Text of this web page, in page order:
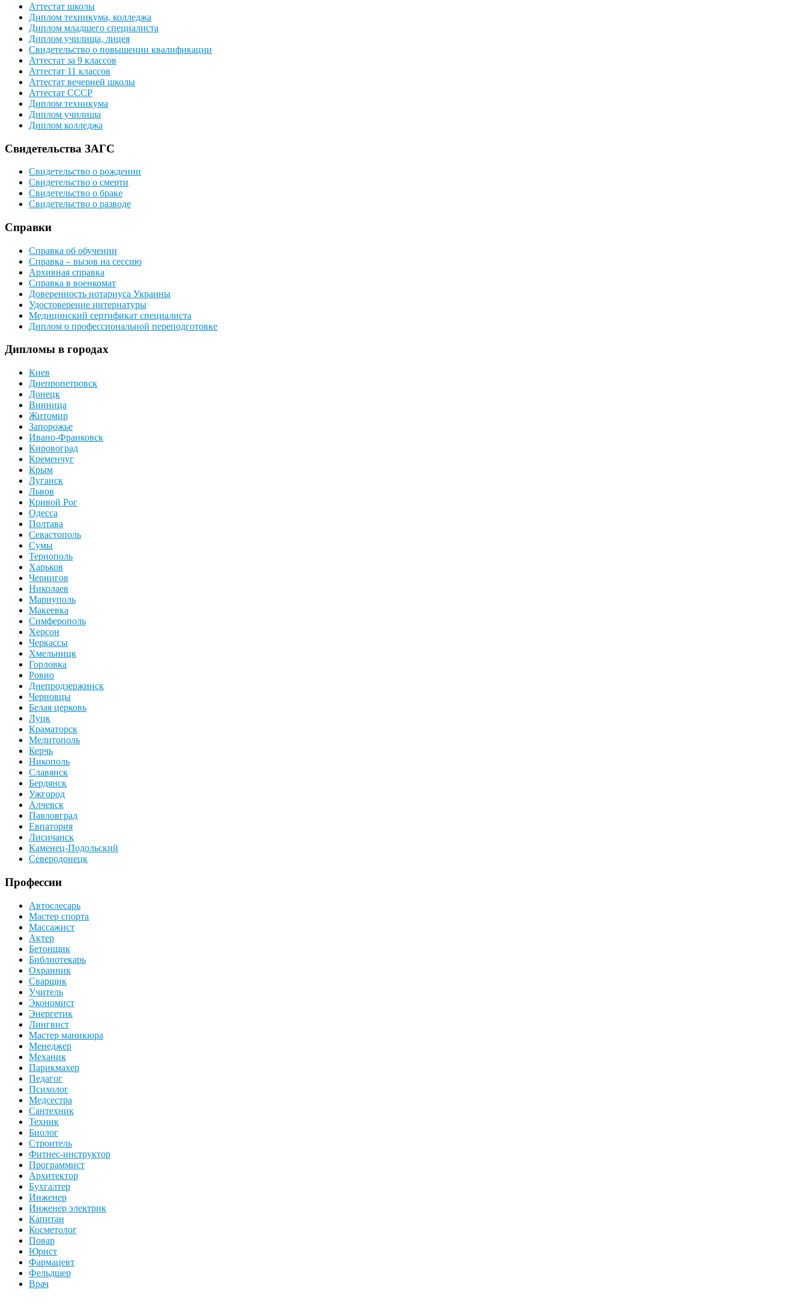
Аттестат школы
Диплом техникума, колледжа
Диплом младшего специалиста
Диплом училища, лицея
Свидетельство о повышении квалификации
Аттестат за 9 классов
Аттестат 11 классов
Аттестат вечерней школы
Аттестат СССР
Диплом техникума
Диплом училища
Диплом колледжа
Свидетельства ЗАГС
Свидетельство о рождении
Свидетельство о смерти
Свидетельство о браке
Свидетельство о разводе
Справки
Справка об обучении
Справка – вызов на сессию
Архивная справка
Справка в военкомат
Доверенность нотариуса Украины
Удостоверение интернатуры
Медицинский сертификат специалиста
Диплом о профессиональной переподготовке
Дипломы в городах
Киев
Днепропетровск
Донецк
Винница
Житомир
Запорожье
Ивано-Франковск
Кировоград
Кременчуг
Крым
Луганск
Львов
Кривой Рог
Одесса
Полтава
Севастополь
Сумы
Тернополь
Харьков
Чернигов
Николаев
Мариуполь
Макеевка
Симферополь
Херсон
Черкассы
Хмельницк
Горловка
Ровно
Днепродзержинск
Черновцы
Белая церковь
Луцк
Краматорск
Мелитополь
Керчь
Никополь
Славянск
Бердянск
Ужгород
Алчевск
Павловград
Евпатория
Лисичанск
Каменец-Подольский
Северодонецк
Профессии
Автослесарь
Мастер спорта
Массажист
Актер
Бетонщик
Библиотекарь
Охранник
Сварщик
Учитель
Экономист
Энергетик
Лингвист
Мастер маникюра
Менеджер
Механик
Парикмахер
Педагог
Психолог
Медсестра
Сантехник
Техник
Биолог
Строитель
Фитнес-инструктор
Программист
Архитектор
Бухгалтер
Инженер
Инженер электрик
Капитан
Косметолог
Повар
Юрист
Фармацевт
Фельдшер
Врач